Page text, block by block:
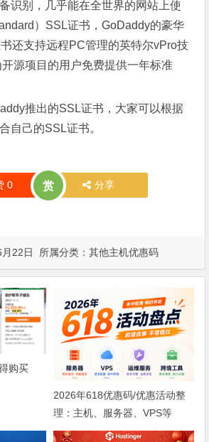
识别，几乎能在全世界的网站上使
）SSL证书，GoDaddy的豪华
书还支持远程PC管理的英特尔vPro技
源项目的用户免费提供一年标准
推出的SSL证书，大家可以根据
自己的SSL证书。
0 赏 分享
月22日 所属分类：其他主机优惠码
购买
2026年618优惠码/优惠活动整
理：主机、服务器、VPS等